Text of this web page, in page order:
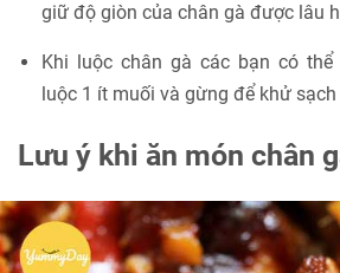
giữ độ giòn của chân gà được lâu
Khi luộc chân gà các bạn có
luộc 1 ít muối và gừng để khử
Lưu ý khi ăn món chân